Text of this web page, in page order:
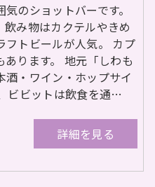
のショットバーです。
み物はカクテルやきめ
フトビールが人気。 カプ
ります。 地元「しわも
酒・ワイン・ホップサイ
ビビットは飲食を通…
詳細を見る